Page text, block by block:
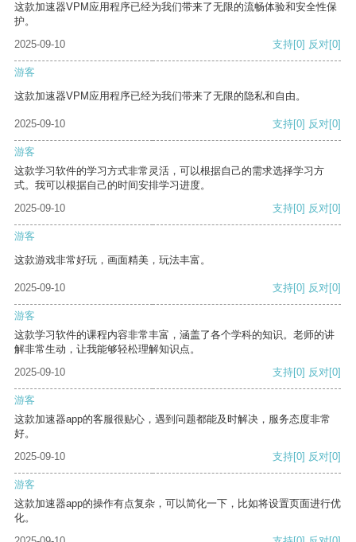
这款加速器VPM应用程序已经为我们带来了无限的流畅体验和安全性保
护。
2025-09-10
支持[0] 反对[0]
游客
这款加速器VPM应用程序已经为我们带来了无限的隐私和自由。
2025-09-10 支持[0] 反对[0]
游客
这款学习软件的学习方式非常灵活，可以根据自己的需求选择学习方
式。我可以根据自己的时间安排学习进度。
2025-09-10
支持[0] 反对[0]
游客
这款游戏非常好玩，画面精美，玩法丰富。
2025-09-10 支持[0] 反对[0]
游客
这款学习软件的课程内容非常丰富，涵盖了各个学科的知识。老师的讲
解非常生动，让我能够轻松理解知识点。
2025-09-10
支持[0] 反对[0]
游客
这款加速器app的客服很贴心，遇到问题都能及时解决，服务态度非常
好。
2025-09-10
支持[0] 反对[0]
游客
这款加速器app的操作有点复杂，可以简化一下，比如将设置页面进行优
化。